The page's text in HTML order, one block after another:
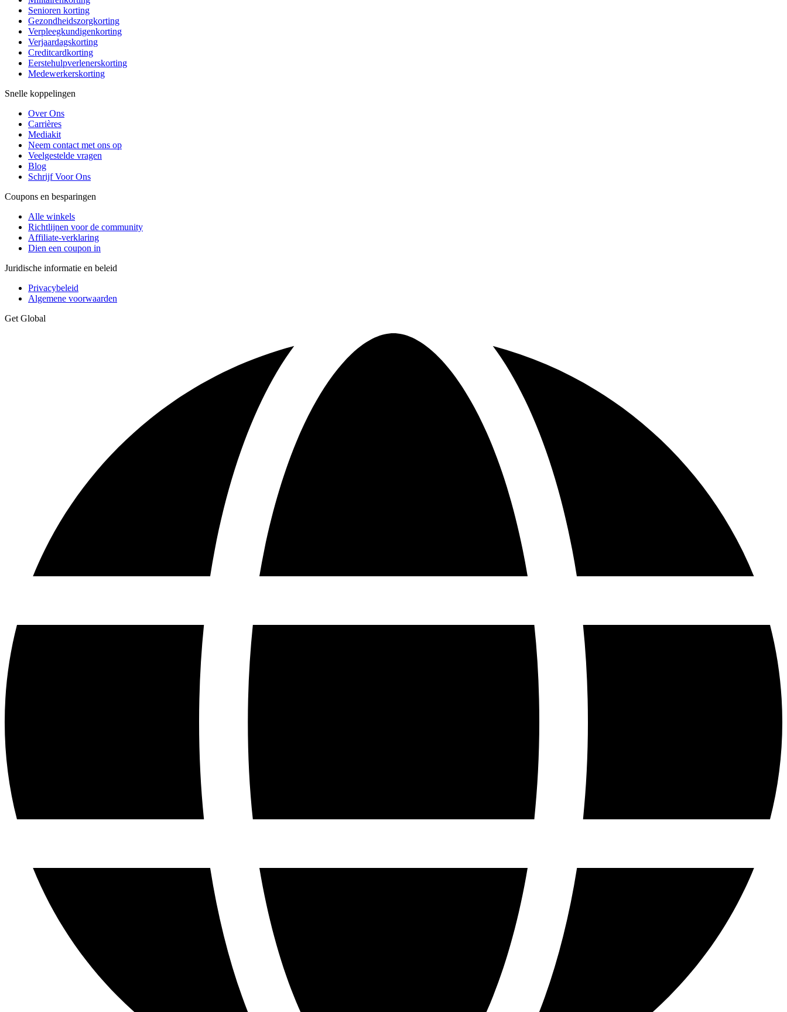
Senioren korting
Gezondheidszorgkorting
Verpleegkundigenkorting
Verjaardagskorting
Creditcardkorting
Eerstehulpverlenerskorting
Medewerkerskorting
Snelle koppelingen
Over Ons
Carrières
Mediakit
Neem contact met ons op
Veelgestelde vragen
Blog
Schrijf Voor Ons
Coupons en besparingen
Alle winkels
Richtlijnen voor de community
Affiliate-verklaring
Dien een coupon in
Juridische informatie en beleid
Privacybeleid
Algemene voorwaarden
Get Global